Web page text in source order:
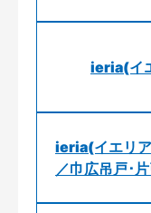
ieria(イ
ieria(イエリア
／巾広吊戸･片